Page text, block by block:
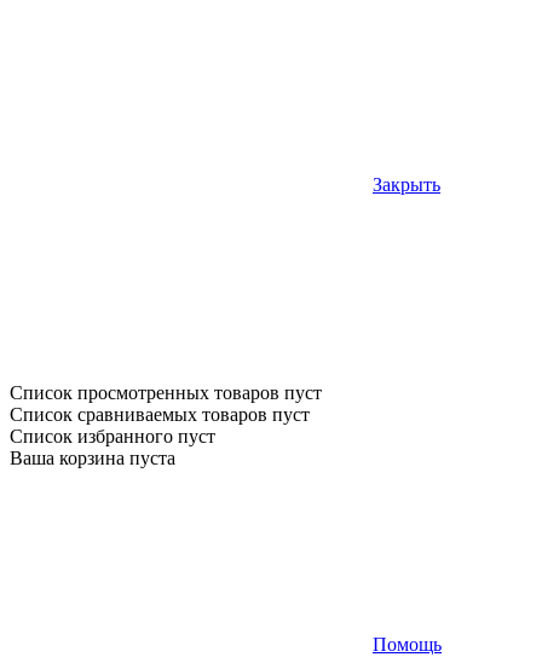
Закрыть
Список просмотренных товаров пуст
Список сравниваемых товаров пуст
Список избранного пуст
Ваша корзина пуста
Помощь